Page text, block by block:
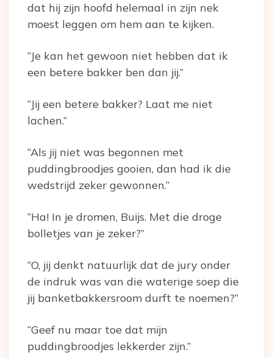
dat hij zijn hoofd helemaal in zijn nek
moest leggen om hem aan te kijken.
“Je kan het gewoon niet hebben dat ik
een betere bakker ben dan jij.”
“Jij een betere bakker? Laat me niet
lachen.”
“Als jij niet was begonnen met
puddingbroodjes gooien, dan had ik die
wedstrijd zeker gewonnen.”
“Ha! In je dromen, Buijs. Met die droge
bolletjes van je zeker?”
“O, jij denkt natuurlijk dat de jury onder
de indruk was van die waterige soep die
jij banketbakkersroom durft te noemen?”
“Geef nu maar toe dat mijn
puddingbroodjes lekkerder zijn.”